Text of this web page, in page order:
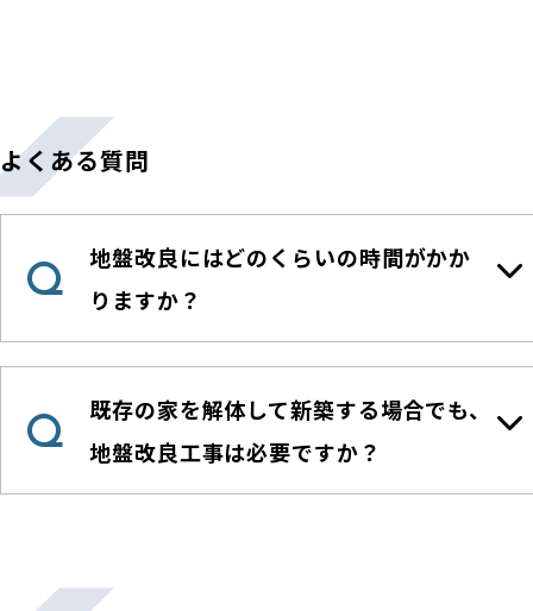
よくある質問
Q
地盤改良にはどのくらいの時間がかか
りますか？
Q
既存の家を解体して新築する場合でも、
地盤改良工事は必要ですか？